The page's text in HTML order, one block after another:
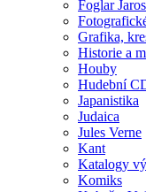
Foglar
Grafika,
Historie a
Houby
Hudební
Japanistika
Judaica
Jules Verne
Kant
Katalogy
Komiks